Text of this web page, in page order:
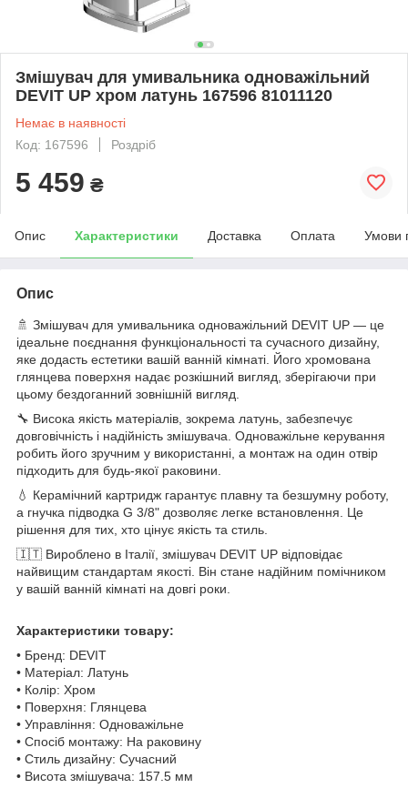
Змішувач для умивальника одноважільний
DEVIT UP хром латунь 167596 81011120
Немає в наявності
Код: 167596
Роздріб
5 459 ₴
Опис Характеристики Доставка Оплата Умови
Опис
🚿 Змішувач для умивальника одноважільний DEVIT UP — це
ідеальне поєднання функціональності та сучасного дизайну,
яке додасть естетики вашій ванній кімнаті. Його хромована
глянцева поверхня надає розкішний вигляд, зберігаючи при
цьому бездоганний зовнішній вигляд.
🔧 Висока якість матеріалів, зокрема латунь, забезпечує
довговічність і надійність змішувача. Одноважільне керування
робить його зручним у використанні, а монтаж на один отвір
підходить для будь-якої раковини.
💧 Керамічний картридж гарантує плавну та безшумну роботу,
а гнучка підводка G 3/8" дозволяє легке встановлення. Це
рішення для тих, хто цінує якість та стиль.
🇮🇹 Вироблено в Італії, змішувач DEVIT UP відповідає
найвищим стандартам якості. Він стане надійним помічником
у вашій ванній кімнаті на довгі роки.
Характеристики товару:
• Бренд: DEVIT
• Матеріал: Латунь
• Колір: Хром
• Поверхня: Глянцева
• Управління: Одноважільне
• Спосіб монтажу: На раковину
• Стиль дизайну: Сучасний
• Висота змішувача: 157.5 мм